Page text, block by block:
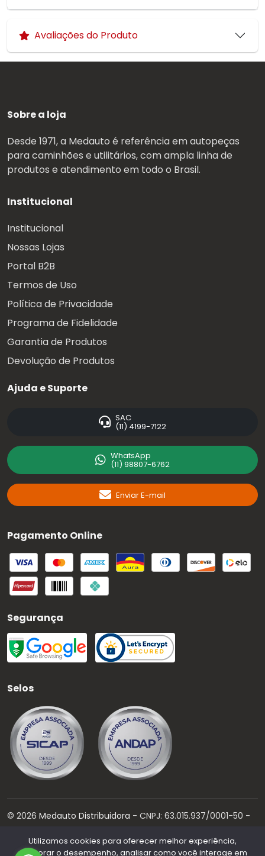
Avaliações do Produto
Sobre a loja
Desde 1971, a Medauto é referência em autopeças
para caminhões e utilitários, com ampla linha de
produtos e atendimento em todo o Brasil.
Institucional
Institucional
Nossas Lojas
Portal B2B
Termos de Uso
Política de Privacidade
Programa de Fidelidade
Garantia de Produtos
Devolução de Produtos
Ajuda e Suporte
SAC
(11) 4199-7122
WhatsApp
(11) 98807-6762
Enviar E-mail
Pagamento Online
Segurança
Selos
© 2026 Medauto Distribuidora - CNPJ: 63.015.937/0001-50 -
Desenvolvido por:
Utilizamos cookies para oferecer melhor experiência,
melhorar o desempenho, analisar como você interage em